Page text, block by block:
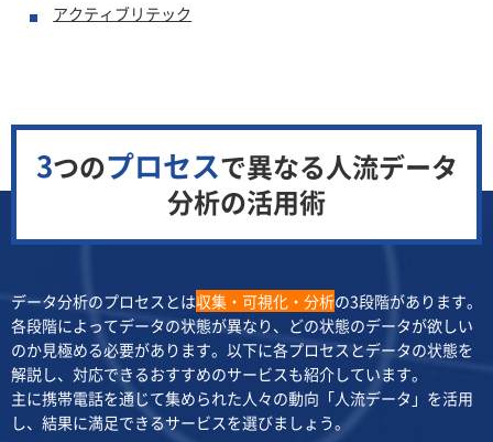
アクティブリテック
3つのプロセスで異なる人流データ
分析の活用術
データ分析のプロセスとは収集・可視化・分析の3段階があります。
各段階によってデータの状態が異なり、どの状態のデータが欲しい
のか見極める必要があります。以下に各プロセスとデータの状態を
解説し、対応できるおすすめのサービスも紹介しています。
主に携帯電話を通じて集められた人々の動向「人流データ」を活用
し、結果に満足できるサービスを選びましょう。